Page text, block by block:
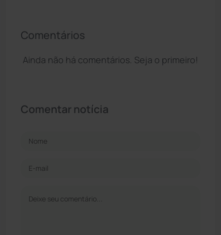
Comentários
Ainda não há comentários. Seja o primeiro!
Comentar notícia